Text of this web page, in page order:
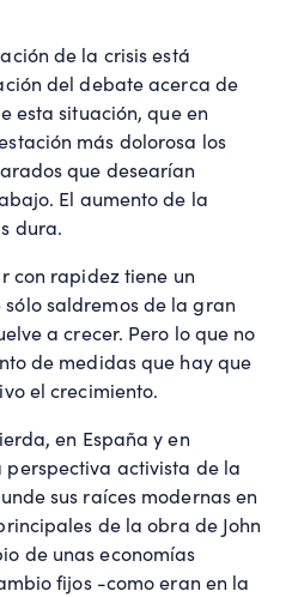
de la crisis está
del debate acerca de
esta situación, que en
más dolorosa los
que desearían
El aumento de la
dura.
con rapidez tiene un
saldremos de la gran
a crecer. Pero lo que no
de medidas que hay que
el crecimiento.
en España y en
activista de la
sus raíces modernas en
de la obra de John
de unas economías
fijos -como eran en la